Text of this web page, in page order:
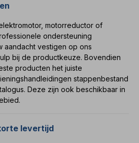
, motorreductor of
ondersteuning
aandacht vestigen op ons
bij de productkeuze. Bovendien
producten het juiste
stappenbestand
. Deze zijn ook beschikbaar in
levertijd